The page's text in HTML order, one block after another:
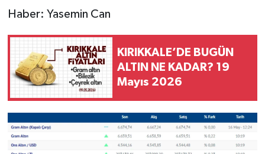
Haber: Yasemin Can
KIRIKKALE’DE BUGÜN
ALTIN NE KADAR? 19
Mayıs 2026